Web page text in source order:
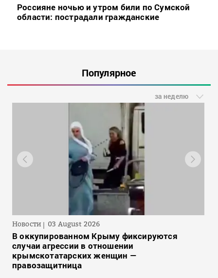
Россияне ночью и утром били по Сумской
области: пострадали гражданские
Популярное
за неделю
Новости 03 August 2026
В оккупированном Крыму фиксируются
случаи агрессии в отношении
крымскотатарских женщин —
правозащитница